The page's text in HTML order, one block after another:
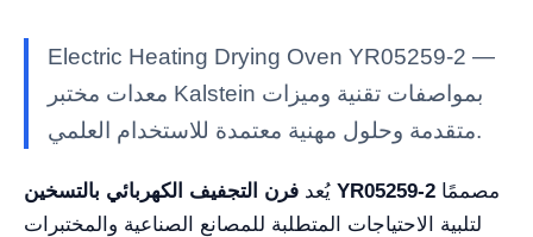
Electric Heating Drying Oven YR05259-2 —
معدات مختبر Kalstein بمواصفات تقنية وميزات
متقدمة وحلول مهنية معتمدة للاستخدام العلمي.
يُعد فرن التجفيف الكهربائي بالتسخين YR05259-2
لتلبية الاحتياجات المتطلبة للمصانع الصناعية والمختبرات